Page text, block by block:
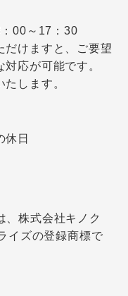
00～17：30
けますと、ご要望
応が可能です。
します。
休日
、株式会社キノク
イズの登録商標で